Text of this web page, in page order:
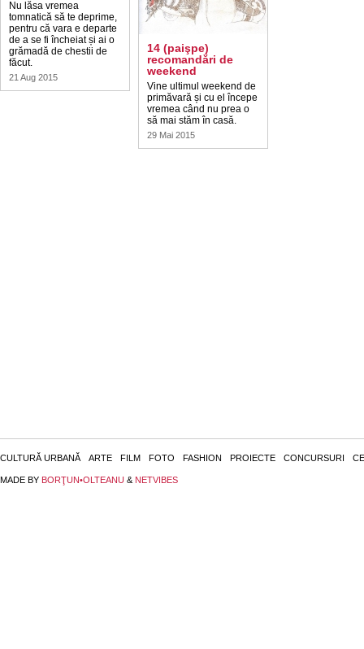
Nu lăsa vremea
tomnatică să te deprime,
pentru că vara e departe
de a se fi încheiat și ai o
grămadă de chestii de
făcut.
21 Aug 2015
14 (paişpe)
recomandări de
weekend
Vine ultimul weekend de
primăvară și cu el începe
vremea când nu prea o
să mai stăm în casă.
29 Mai 2015
CULTURĂ URBANĂ ARTE FILM FOTO FASHION PROIECTE CONCURSURI
MADE BY BORŢUN•OLTEANU & NETVIBES